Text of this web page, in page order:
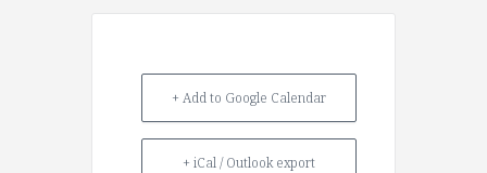
+ Add to Google Calendar
+ iCal / Outlook export